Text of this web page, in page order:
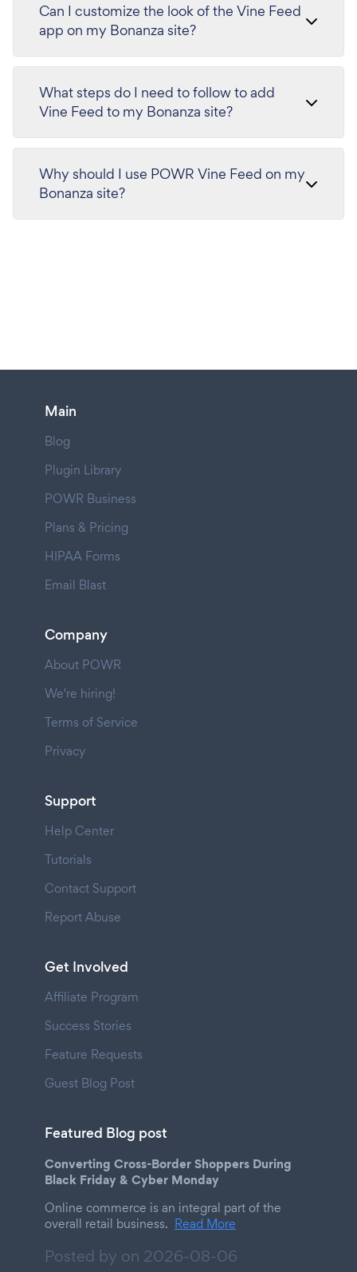
Can I customize the look of the Vine Feed
app on my Bonanza site?
What steps do I need to follow to add
Vine Feed to my Bonanza site?
Why should I use POWR Vine Feed on my
Bonanza site?
Main
Blog
Plugin Library
POWR Business
Plans & Pricing
HIPAA Forms
Email Blast
Company
About POWR
We're hiring!
Terms of Service
Privacy
Support
Help Center
Tutorials
Contact Support
Report Abuse
Get Involved
Affiliate Program
Success Stories
Feature Requests
Guest Blog Post
Featured Blog post
Converting Cross-Border Shoppers During
Black Friday & Cyber Monday
Online commerce is an integral part of the
overall retail business. Read More
Posted by on 2026-08-06